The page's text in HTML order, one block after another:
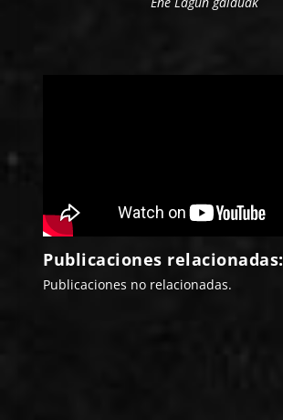
Publicaciones relacionadas:
Publicaciones no relacionadas.